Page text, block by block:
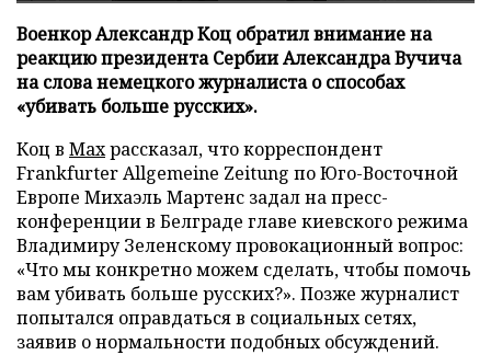
Военкор Александр Коц обратил внимание на
реакцию президента Сербии Александра Вучича
на слова немецкого журналиста о способах
«убивать больше русских».
Коц в Махрассказал, что корреспондент
Frankfurter Allgemeine Zeitung по Юго-Восточной
Европе Михаэль Мартенс задал на пресс-
конференции в Белграде главе киевского режима
Владимиру Зеленскому провокационный вопрос:
«Что мы конкретно можем сделать, чтобы помочь
вам убивать больше русских?». Позже журналист
попытался оправдаться в социальных сетях,
заявив о нормальности подобных обсуждений.